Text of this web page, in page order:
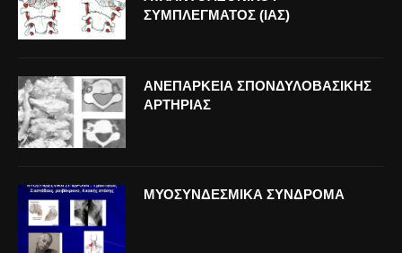
ΣΥΜΠΛΕΓΜΑΤΟΣ (ΙΑΣ)
ΑΝΕΠΑΡΚΕΙΑ ΣΠΟΝΔΥΛΟΒΑΣΙΚΗΣ
ΑΡΤΗΡΙΑΣ
ΜΥΟΣΥΝΔΕΣΜΙΚΑ ΣΥΝΔΡΟΜΑ